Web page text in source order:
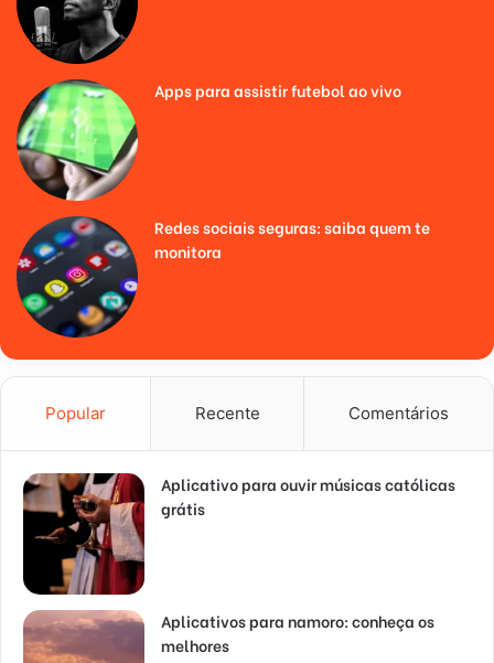
Apps para assistir futebol ao vivo
Redes sociais seguras: saiba quem te
monitora
Popular Recente Comentários
Aplicativo para ouvir músicas católicas
grátis
Aplicativos para namoro: conheça os
melhores